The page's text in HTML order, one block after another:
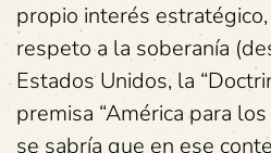
propio interés
respeto a la soberanía
Estados Unidos, la
premisa “América para
se sabría que en ese